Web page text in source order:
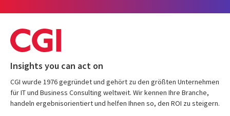
Insights you can act on
CGI wurde 1976 gegründet und gehört zu den größten Unternehmen
für IT und Business Consulting weltweit. Wir kennen Ihre Branche,
handeln ergebnisorientiert und helfen Ihnen so, den ROI zu steigern.